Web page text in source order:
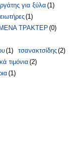
για ξύλα (1)
(1)
ΤΡΑΚΤΕΡ (0)
(1) τσανακτσίδης(2)
τιμόνια (2)
(1)